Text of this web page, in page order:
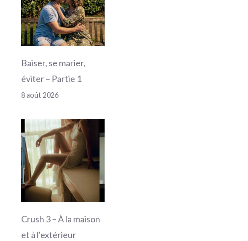
Baiser, se marier,
éviter – Partie 1
8 août 2026
Crush 3 – À la maison
et à l'extérieur